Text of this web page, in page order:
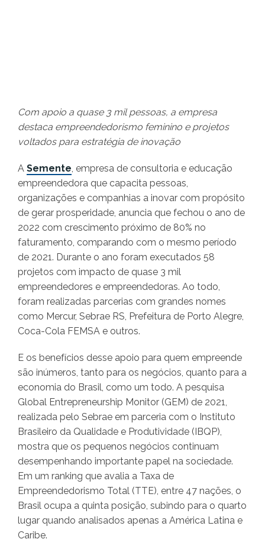
Com apoio a quase 3 mil pessoas, a empresa
destaca empreendedorismo feminino e projetos
voltados para estratégia de inovação
A Semente, empresa de consultoria e educação
empreendedora que capacita pessoas,
organizações e companhias a inovar com propósito
de gerar prosperidade, anuncia que fechou o ano de
2022 com crescimento próximo de 80% no
faturamento, comparando com o mesmo período
de 2021. Durante o ano foram executados 58
projetos com impacto de quase 3 mil
empreendedores e empreendedoras. Ao todo,
foram realizadas parcerias com grandes nomes
como Mercur, Sebrae RS, Prefeitura de Porto Alegre,
Coca-Cola FEMSA e outros.
E os benefícios desse apoio para quem empreende
são inúmeros, tanto para os negócios, quanto para a
economia do Brasil, como um todo. A pesquisa
Global Entrepreneurship Monitor (GEM) de 2021,
realizada pelo Sebrae em parceria com o Instituto
Brasileiro da Qualidade e Produtividade (IBQP),
mostra que os pequenos negócios continuam
desempenhando importante papel na sociedade.
Em um ranking que avalia a Taxa de
Empreendedorismo Total (TTE), entre 47 nações, o
Brasil ocupa a quinta posição, subindo para o quarto
lugar quando analisados apenas a América Latina e
Caribe.